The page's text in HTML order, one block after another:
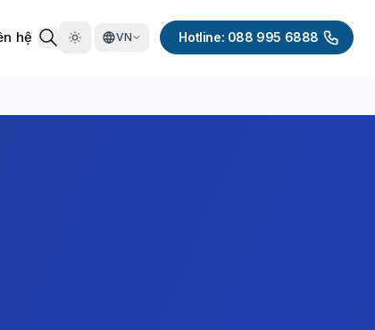
hệ VN Hotline: 088 995 6888